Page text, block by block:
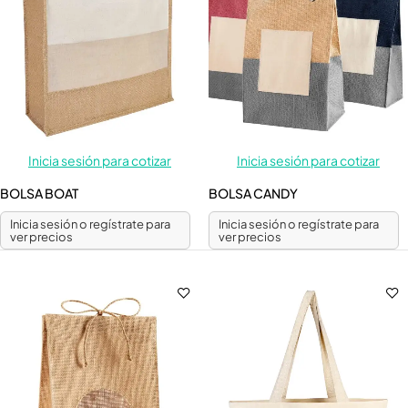
Inicia sesión para cotizar
BOLSA BOAT
Inicia sesión o regístrate para
ver precios
Inicia sesión para cotizar
BOLSA CANDY
Inicia sesión o regístrate para
ver precios